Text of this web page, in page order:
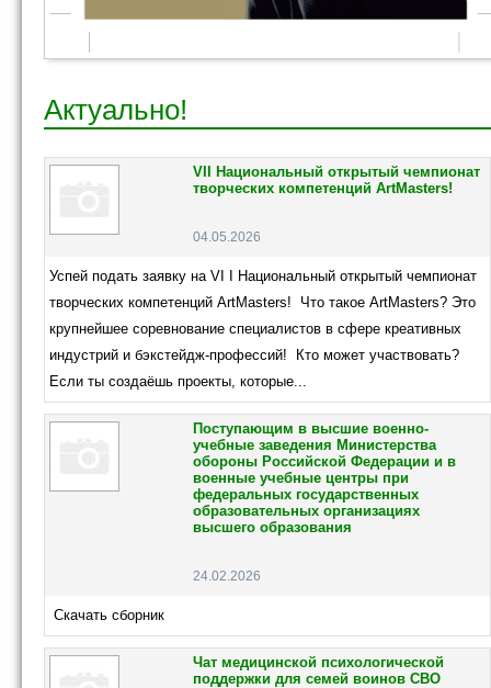
Актуально!
VII Национальный открытый чемпионат
творческих компетенций ArtMasters!
04.05.2026
Успей подать заявку на VI I Национальный открытый чемпионат
творческих компетенций ArtMasters! Что такое ArtMasters? Это
крупнейшее соревнование специалистов в сфере креативных
индустрий и бэкстейдж-профессий! Кто может участвовать?
Если ты создаёшь проекты, которые...
Поступающим в высшие военно-
учебные заведения Министерства
обороны Российской Федерации и в
военные учебные центры при
федеральных государственных
образовательных организациях
высшего образования
24.02.2026
Скачать сборник
Чат медицинской психологической
поддержки для семей воинов СВО